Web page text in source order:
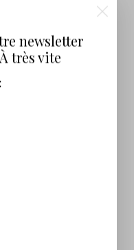
newsletter
très vite